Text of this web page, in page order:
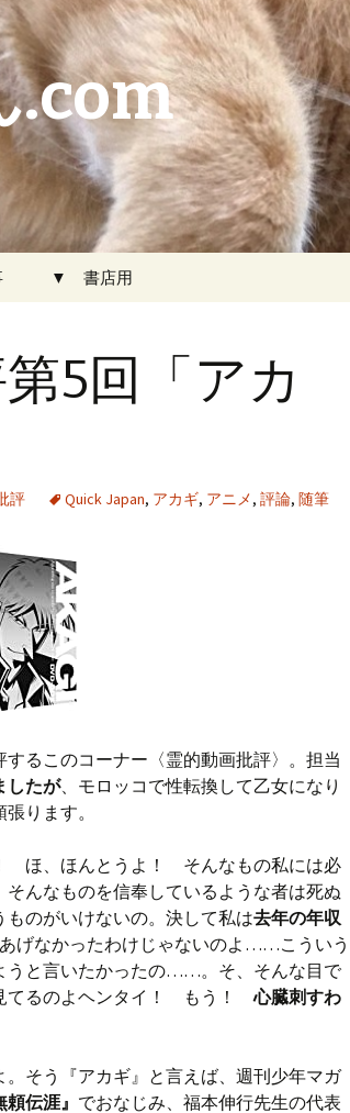
.com
▼ 書店用
5回「アカ
評 Quick Japan, アカギ, アニメ, 評論, 随筆
るこのコーナー〈霊的動画批評〉。担当
したが、モロッコで性転換して乙女になり
ります。
ほ、ほんとうよ！ そんなもの私には必
んなものを信奉しているような者は死ぬ
のがいけないの。決して私は去年の年収
げなかったわけじゃないのよ……こういう
うと言いたかったの……。そ、そんな目で
てるのよヘンタイ！ もう！心臓刺すわ
。そう『アカギ』と言えば、週刊少年マガ
頼伝涯』 でおなじみ、福本伸行先生の代表